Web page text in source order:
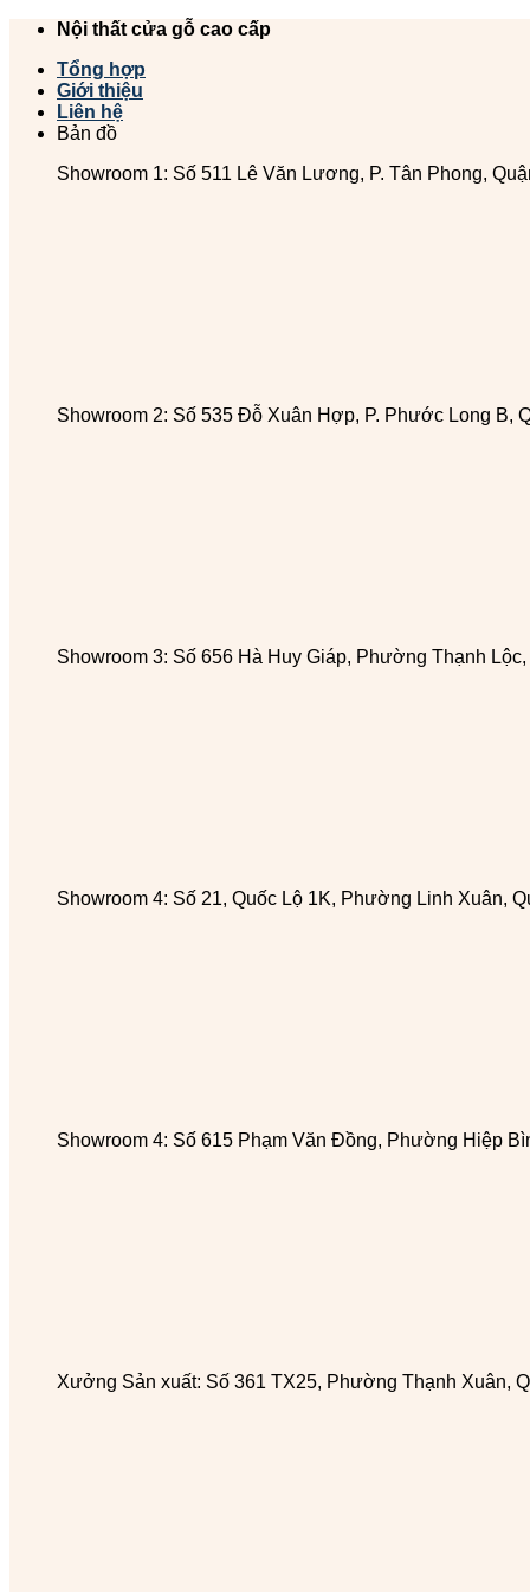
Chuyển
dung
Nội thất cửa gỗ cao cấp
Tổng hợp
Giới thiệu
Liên hệ
Bản đồ
Showroom 1: Số 511 Lê Văn Lương, P. Tân Phong,
Showroom 2: Số 535 Đỗ Xuân Hợp, P. Phước Long B,
Showroom 3: Số 656 Hà Huy Giáp, Phường Thạnh Lộc,
Showroom 4: Số 21, Quốc Lộ 1K, Phường Linh Xuân,
Showroom 4: Số 615 Phạm Văn Đồng, Phường Hiệp
Xưởng Sản xuất: Số 361 TX25, Phường Thạnh Xuân,